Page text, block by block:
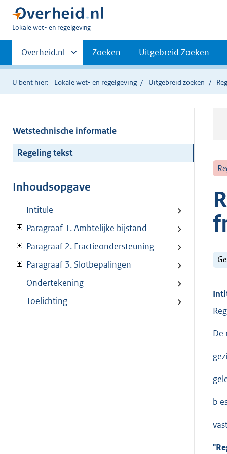
U
hier:
Lokale wet- en regelgeving
Primaire
navigatie
Andere
sites
binnen
Overheid.nl Zoeken Uitgebreid Zoeken
U bent hier: Lokale wet- en regelgeving Uitgebreid zoeken
Wetstechnische informatie
Regeling tekst
Inhoudsopgave
Intitule
Paragraaf 1. Ambtelijke bijstand
Paragraaf 2. Fractieondersteuning
Paragraaf 3. Slotbepalingen
Ondertekening
Toelichting
De
b